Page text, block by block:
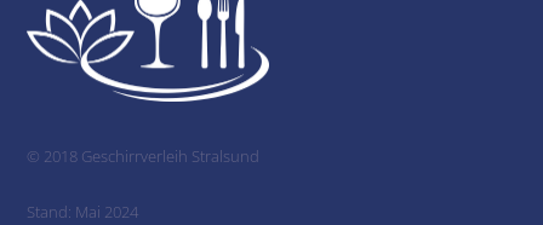
© 2018 Geschirrverleih Stralsund
Stand: Mai 2024